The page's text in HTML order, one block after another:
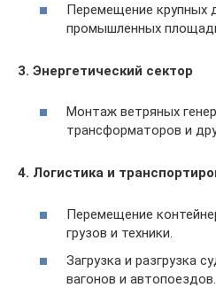
Перемещение крупных
промышленных
3. Энергетический сектор
Монтаж ветряных
трансформаторов и
4. Логистика и
Перемещение
грузов и техники.
Загрузка и разгрузка
вагонов и автопоездов.